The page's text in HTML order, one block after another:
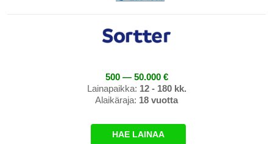
500 — 50.000 €
Lainapaikka: 12 - 180 kk.
Alaikäraja: 18 vuotta
HAE LAINAA